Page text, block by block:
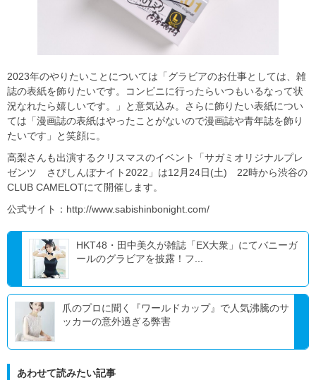
2023年のやりたいことについては「グラビアのお仕事としては、雑
誌の表紙を飾りたいです。コンビニに行ったらいつもいるなって状
況なれたら嬉しいです。」と意気込み。さらに飾りたい表紙につい
ては「漫画誌の表紙はやったことがないので漫画誌や青年誌を飾り
たいです」と笑顔に。
高梨さんも出演するクリスマスのイベント「サガミオリジナルプレ
ゼンツ さびしんぼナイト2022」は12月24日(土) 22時から渋谷の
CLUB CAMELOTにて開催します。
公式サイト：http://www.sabishinbonight.com/
HKT48・田中美久が雑誌「EX大衆」にてバニーガ
ールのグラビアを披露！フ...
爪のプロに聞く『ワールドカップ』で人気沸騰のサ
ッカーの意外過ぎる弊害
あわせて読みたい記事